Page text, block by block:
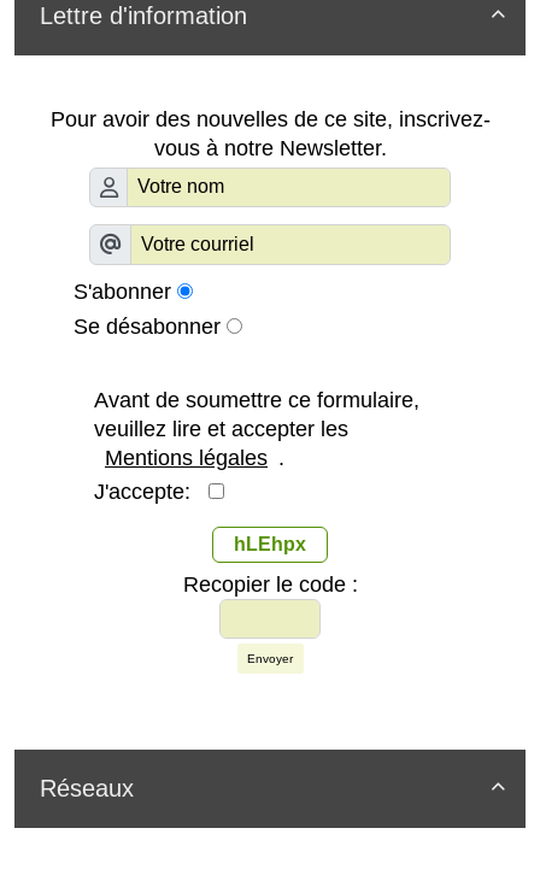

Lettre d'information
Pour avoir des nouvelles de ce site, inscrivez-
vous à notre Newsletter.
S'abonner
Se désabonner
Avant de soumettre ce formulaire,
veuillez lire et accepter les
Mentions légales .
J'accepte:
hLEhpx
Recopier le code :
Envoyer

Réseaux